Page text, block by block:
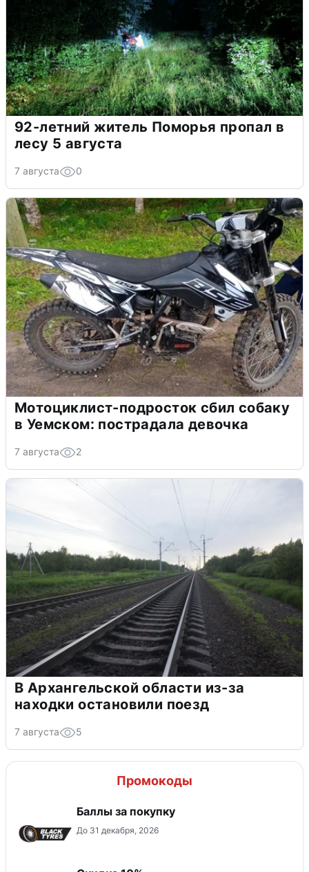
92-летний житель Поморья пропал в
лесу 5 августа
7 августа 0
Мотоциклист-подросток сбил собаку
в Уемском: пострадала девочка
7 августа 2
В Архангельской области из-за
находки остановили поезд
7 августа 5
Промокоды
Баллы за покупку
До 31 декабря, 2026